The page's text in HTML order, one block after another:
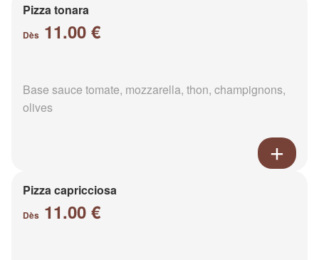
Pizza tonara
Dès 11.00 €
Base sauce tomate, mozzarella, thon, champignons,
olives
Pizza capricciosa
Dès 11.00 €